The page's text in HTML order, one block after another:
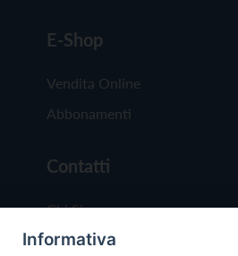
E-Shop
Vendita Online
Abbonamenti
Contatti
Chi Siamo
Redazione
Informativa